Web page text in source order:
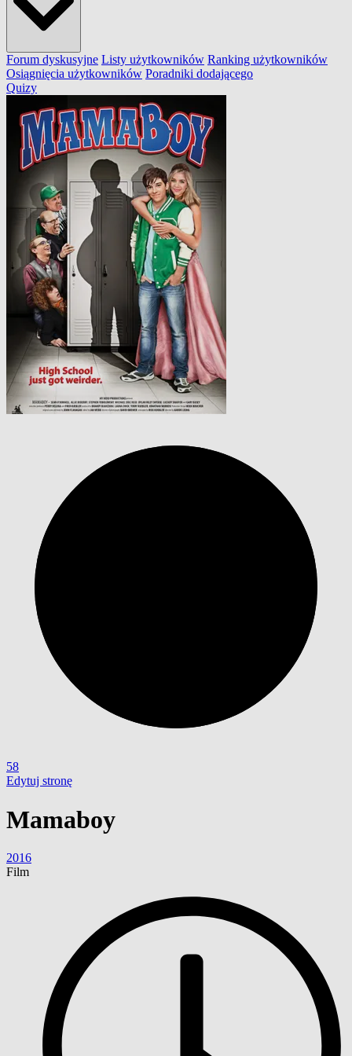
Forum dyskusyjne Listy użytkowników Ranking użytkowników
Osiągnięcia użytkowników Poradniki dodającego
Quizy
58
Edytuj stronę
Mamaboy
2016
Film